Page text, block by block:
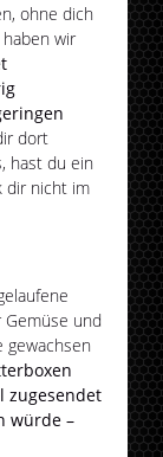
ohne dich
haben wir
dort
hast du ein
dir nicht im
Gemüse und
gewachsen
zugesendet
würde –